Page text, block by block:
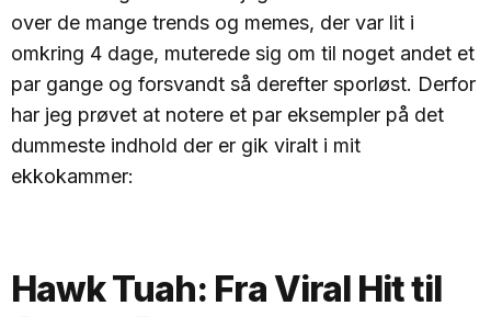
over de mange trends og memes, der var lit i
omkring 4 dage, muterede sig om til noget andet et
par gange og forsvandt så derefter sporløst. Derfor
har jeg prøvet at notere et par eksempler på det
dummeste indhold der er gik viralt i mit
ekkokammer:
Hawk Tuah: Fra Viral Hit til